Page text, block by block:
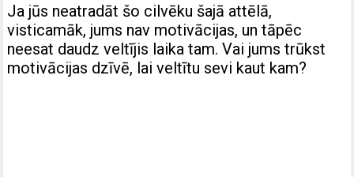
Ja jūs neatradāt šo cilvēku šajā attēlā,
visticamāk, jums nav motivācijas, un tāpēc
neesat daudz veltījis laika tam. Vai jums trūkst
motivācijas dzīvē, lai veltītu sevi kaut kam?